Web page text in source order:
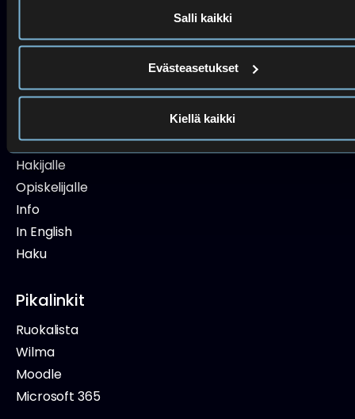
Salli kaikki
Evästeasetukset
Kiellä kaikki
Suomen kurssit
Etusivu
Hakijalle
Opiskelijalle
Info
In English
Haku
Pikalinkit
Ruokalista
Wilma
Moodle
Microsoft 365